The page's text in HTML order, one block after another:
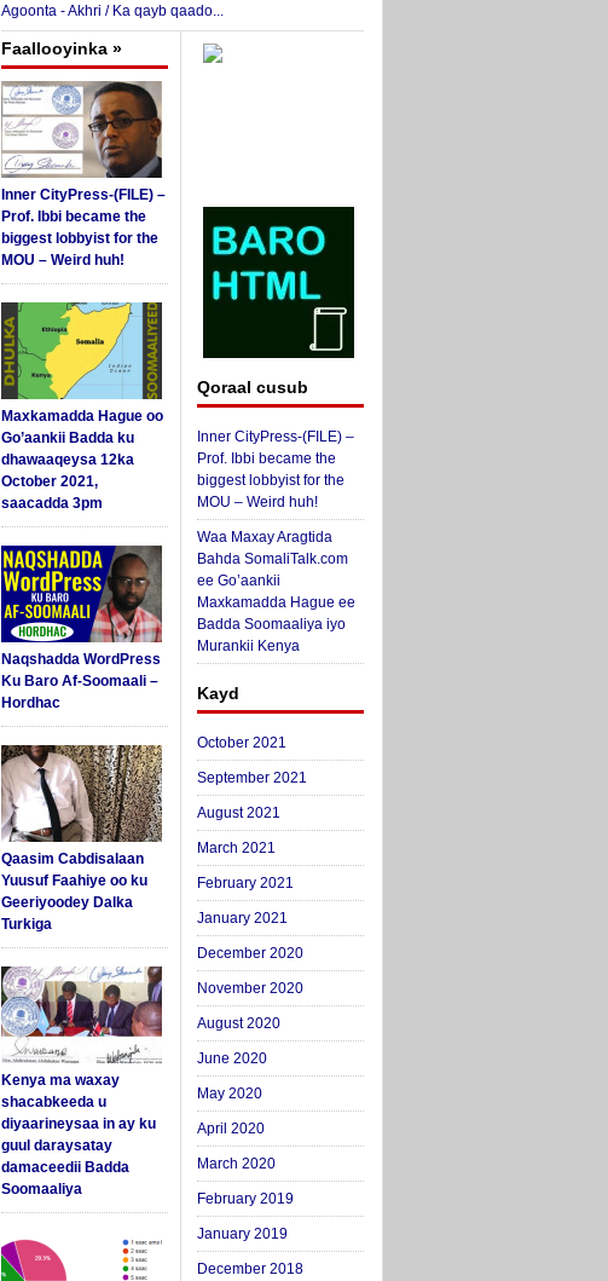
Agoonta - Akhri / Ka qayb qaado...
Faallooyinka »
Inner CityPress-(FILE) –
Prof. Ibbi became the
biggest lobbyist for the
MOU – Weird huh!
Maxkamadda Hague oo
Go’aankii Badda ku
dhawaaqeysa 12ka
October 2021,
saacadda 3pm
Naqshadda WordPress
Ku Baro Af-Soomaali –
Hordhac
Qaasim Cabdisalaan
Yuusuf Faahiye oo ku
Geeriyoodey Dalka
Turkiga
Kenya ma waxay
shacabkeeda u
diyaarineysaa in ay ku
guul daraysatay
damaceedii Badda
Soomaaliya
Qoraal cusub
Inner CityPress-(FILE) –
Prof. Ibbi became the
biggest lobbyist for the
MOU – Weird huh!
Waa Maxay Aragtida
Bahda SomaliTalk.com
ee Go’aankii
Maxkamadda Hague ee
Badda Soomaaliya iyo
Murankii Kenya
Kayd
October 2021
September 2021
August 2021
March 2021
February 2021
January 2021
December 2020
November 2020
August 2020
June 2020
May 2020
April 2020
March 2020
February 2019
January 2019
December 2018